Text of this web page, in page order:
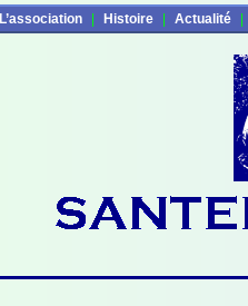
L’association Histoire Actualité